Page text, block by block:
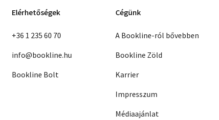
Elérhetőségek
+36 1 235 60 70
info@bookline.hu
Bookline Bolt
Cégünk
A Bookline-ról bővebben
Bookline Zöld
Karrier
Impresszum
Médiaajánlat